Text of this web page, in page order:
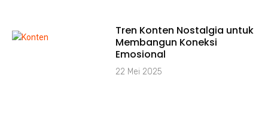
Tren Konten Nostalgia untuk
Membangun Koneksi
Emosional
22 Mei 2025